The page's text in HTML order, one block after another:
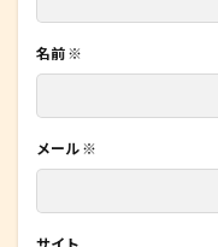
名前 ※
メール ※